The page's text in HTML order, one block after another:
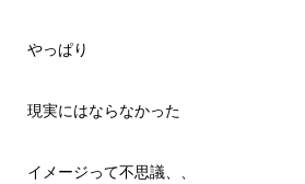
やっぱり
現実にはならなかった
イメージって不思議、、